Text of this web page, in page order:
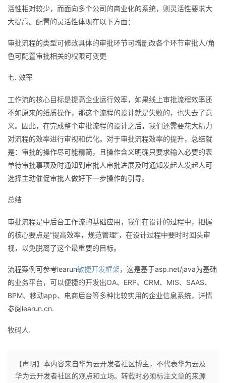
活性相对较少，而面向多个公司的商业化的系统，则灵活性要求大
大提高。配置的灵活性体现在以下方面：
审批流程的类型可修改具体的审批环节可增删改各个环节审批人/角
色可配置审批相关的权限可变更
七. 效率
工作流的核心目标是提高企业运行效率，如果线上审批流程效率还
不如原来的纸质操作，那这个流程的设计就是失败的，也失去了意
义。因此，在完成整个审批流程的设计之后，我们还需要花大精力
对流程的效率进行审视和优化。对于审批流程效率的提升，总结就
是：审批的操作尽可能精简，且操作含义明确只要求输入必要的表
单待审批事项及时通知到审批人审批进展及时通知发起人发起人可
选择主动催促审批人做好下一步操作的引导。
总结
审批流程是中后台工作流的基础应用，我们在设计的过程中，把握
的核心要点是“提高效率，规范管理”，在设计过程中要时时回头审
视，以免脱离了这个最重要的目标。
流程案例可参考learun敏捷开发框架，这是基于asp.net/java为基础
的业务平台，可以便捷的开发出OA、ERP、CRM、MIS、SAAS、
BPM、移动app、电商后台等多种比较实用的企业信息系统，详情
参阅learun.cn.
牧码人.
【声明】本内容来自华为云开发者社区博主，不代表华为云及
华为云开发者社区的观点和立场。转载时必须标注文章的来源